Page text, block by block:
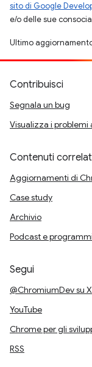
sito di Google
e/o delle sue
Ultimo
Contribuisci
Segnala un bug
Visualizza i problemi
Contenuti
Aggiornamenti di
Case study
Archivio
Podcast e programmi
Segui
@ChromiumDev su X
YouTube
Chrome per gli
RSS